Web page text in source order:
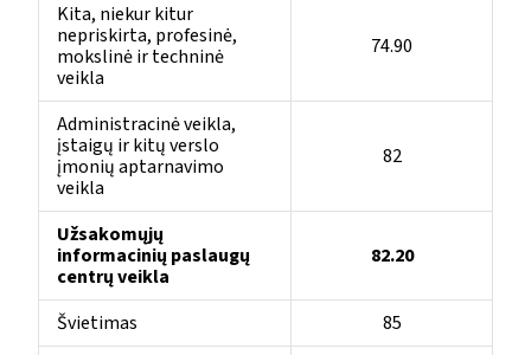
Kita, niekur kitur
nepriskirta, profesinė,
mokslinė ir techninė
veikla
74.90
Administracinė veikla,
įstaigų ir kitų verslo
įmonių aptarnavimo
veikla
82
Užsakomųjų
informacinių paslaugų
centrų veikla
82.20
Švietimas
85